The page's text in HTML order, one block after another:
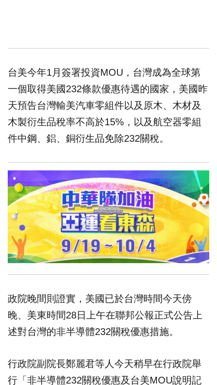
台美今年1月簽署投資MOU，台灣成為全球第
一個取得美國232條款優惠待遇的國家，美國昨
天預告台灣輸美汽車零組件以及原木、木材及
木製衍生品稅率不高於15%，以及航空器零組
件中鋼、鋁、銅衍生品免除232關稅。
政院晚間則證實，美國已於台灣時間今天傍
晚、美東時間28日上午在聯邦公報正式公告上
述對台灣的非半導體232關稅優惠措施。
行政院副院長鄭麗君等人今天稍早在行政院舉
行「非半導體232關稅優惠及台美MOU說明記